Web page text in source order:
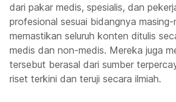
dari pakar medis, spesialis, dan
profesional sesuai bidangnya
memastikan seluruh konten ditulis
medis dan non-medis. Mereka juga
tersebut berasal dari sumber
riset terkini dan teruji secara ilmiah.